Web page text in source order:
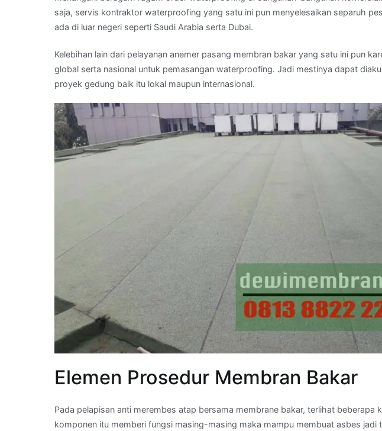
Wilayah
MADIUN
saja, servis kontraktor waterproofing yang satu ini pun menyelesaikan separuh
ada di luar negeri seperti Saudi Arabia serta Dubai.
Kelebihan lain dari pelayanan anemer pasang membran bakar yang satu ini pun
global serta nasional untuk pemasangan waterproofing. Jadi mestinya dapat
proyek gedung baik itu lokal maupun internasional.
Elemen Prosedur Membran Bakar
Pada pelapisan anti merembes atap bersama membrane bakar, terlihat beberapa
komponen itu memberi fungsi masing-masing maka mampu membuat asbes jadi